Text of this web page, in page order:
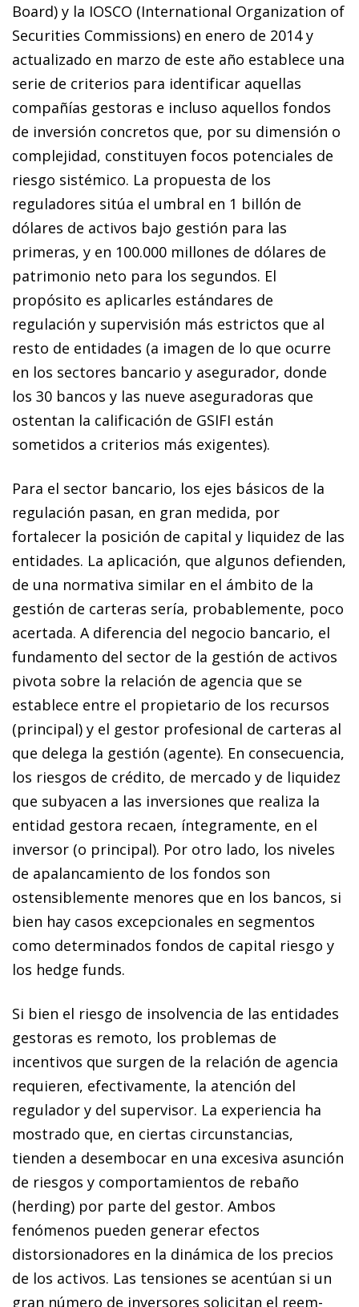
Board) y la IOSCO (International Organization of
Securities Commissions) en enero de 2014 y
actualizado en marzo de este año establece una
serie de criterios para identificar aquellas
compañías gestoras e incluso aquellos fondos
de inversión concretos que, por su dimensión o
complejidad, constituyen focos potenciales de
riesgo sistémico. La propuesta de los
reguladores sitúa el umbral en 1 billón de
dólares de activos bajo gestión para las
primeras, y en 100.000 millones de dólares de
patrimonio neto para los segundos. El
propósito es aplicarles estándares de
regulación y supervisión más estrictos que al
resto de entidades (a imagen de lo que ocurre
en los sectores bancario y asegurador, donde
los 30 bancos y las nueve aseguradoras que
ostentan la calificación de GSIFI están
sometidos a criterios más exigentes).
Para el sector bancario, los ejes básicos de la
regulación pasan, en gran medida, por
fortalecer la posición de capital y liquidez de las
entidades. La aplicación, que algunos defienden,
de una normativa similar en el ámbito de la
gestión de carteras sería, probablemente, poco
acertada. A diferencia del negocio bancario, el
fundamento del sector de la gestión de activos
pivota sobre la relación de agencia que se
establece entre el propietario de los recursos
(principal) y el gestor profesional de carteras al
que delega la gestión (agente). En consecuencia,
los riesgos de crédito, de mercado y de liquidez
que subyacen a las inversiones que realiza la
entidad gestora recaen, íntegramente, en el
inversor (o principal). Por otro lado, los niveles
de apalancamiento de los fondos son
ostensiblemente menores que en los bancos, si
bien hay casos excepcionales en segmentos
como determinados fondos de capital riesgo y
los hedge funds.
Si bien el riesgo de insolvencia de las entidades
gestoras es remoto, los problemas de
incentivos que surgen de la relación de agencia
requieren, efectivamente, la atención del
regulador y del supervisor. La experiencia ha
mostrado que, en ciertas circunstancias,
tienden a desembocar en una excesiva asunción
de riesgos y comportamientos de rebaño
(herding) por parte del gestor. Ambos
fenómenos pueden generar efectos
distorsionadores en la dinámica de los precios
de los activos. Las tensiones se acentúan si un
gran número de inversores solicitan el reem­­­­